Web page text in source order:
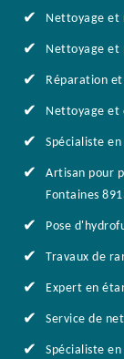
Nettoyage et
Nettoyage et
Réparation et
Nettoyage et
Spécialiste
Artisan pour
Fontaines
Pose
Travaux de
Expert en
Service de
Spécialiste